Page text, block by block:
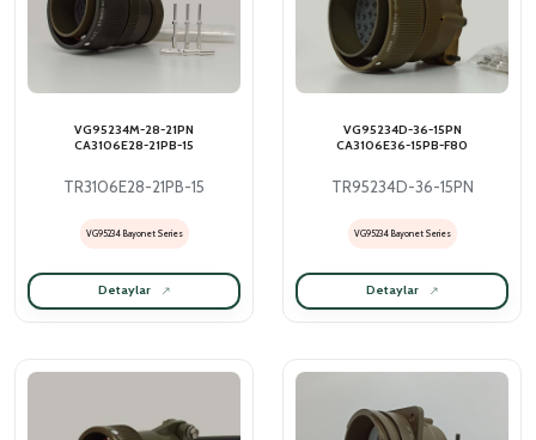
VG95234M-28-21PN
CA3106E28-21PB-15
TR3106E28-21PB-15
VG95234 Bayonet Series
Detaylar
VG95234D-36-15PN
CA3106E36-15PB-F80
TR95234D-36-15PN
VG95234 Bayonet Series
Detaylar